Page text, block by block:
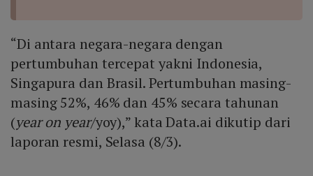
“Di antara negara-negara dengan
pertumbuhan tercepat yakni Indonesia,
Singapura dan Brasil. Pertumbuhan masing-
masing 52%, 46% dan 45% secara tahunan
(year on year/yoy),” kata Data.ai dikutip dari
laporan resmi, Selasa (8/3).